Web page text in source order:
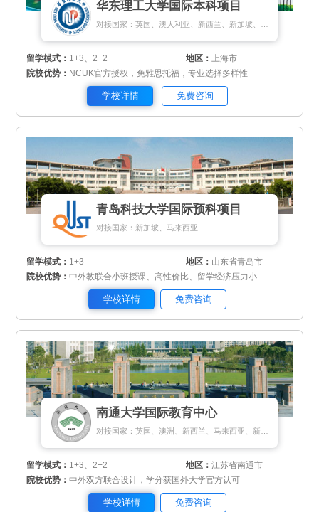
华东理工大学国际本科项目
对接国家：英国、澳大利亚、新西兰、新加坡、马来西亚
留学模式： 1+3、2+2 地区： 上海市
院校优势： NCUK官方授权，免雅思托福，专业选择多样性
学校详情 免费咨询
青岛科技大学国际预科项目
对接国家：新加坡、马来西亚
留学模式： 1+3 地区： 山东省青岛市
院校优势：中外教联合小班授课、高性价比、留学经济压力小
学校详情 免费咨询
南通大学国际教育中心
留学模式： 1+3、2+2 地区：江苏省南通市
院校优势：中外双方联合设计，学分获国外大学官方认可
学校详情 免费咨询